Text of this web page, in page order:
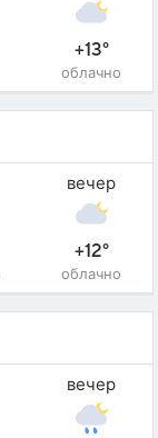
+13°
облачно
вечер
+12°
облачно
вечер